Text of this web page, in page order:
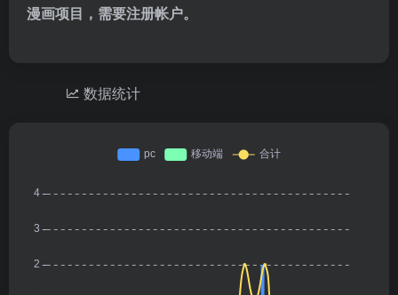
漫画项目，需要注册帐户。
数据统计